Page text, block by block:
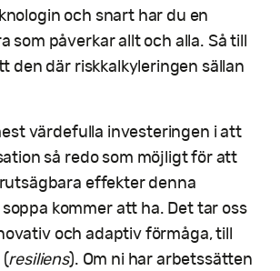
och snart har du en
som påverkar allt och alla. Så till
den där riskkalkyleringen sällan
värdefulla investeringen i att
så redo som möjligt för att
effekter denna
kommer att ha. Det tar oss
och adaptiv förmåga, till
resiliens). Om ni har arbetssätten